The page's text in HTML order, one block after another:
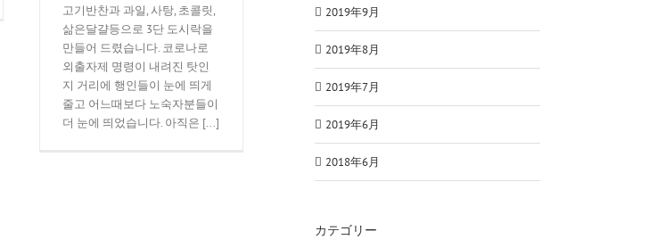
고기반찬과 과일, 사탕, 초콜릿,
삶은달걀등으로 3단 도시락을
만들어 드렸습니다. 코로나로
외출자제 명령이 내려진 탓인
지 거리에 행인들이 눈에 띄게
줄고 어느때보다 노숙자분들이
더 눈에 띄었습니다. 아직은 [...]
2019年9月
2019年8月
2019年7月
2019年6月
2018年6月
カテゴリー